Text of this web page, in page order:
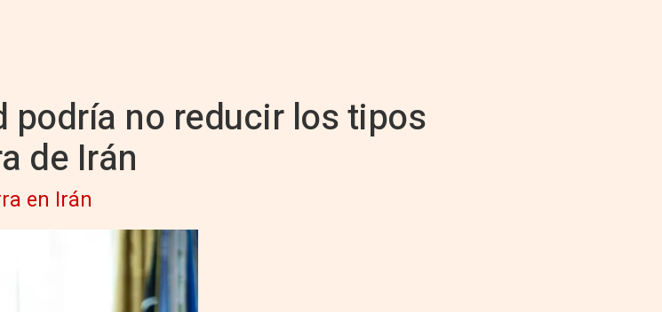
podría no reducir los tipos
de Irán
en Irán